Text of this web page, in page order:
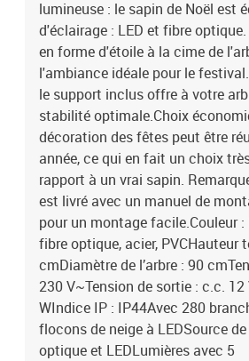
lumineuse : le sapin de Noël est
d'éclairage : LED et fibre
en forme d'étoile à la cime de
l'ambiance idéale pour le
le support inclus offre à votre
stabilité optimale.Choix
décoration des fêtes peut être
année, ce qui en fait un choix
rapport à un vrai sapin.
est livré avec un manuel de
pour un montage facile.Couleur
fibre optique, acier, PVCHauteur
cmDiamètre de l’arbre : 90
230 V~Tension de sortie : c.c.
WIndice IP : IP44Avec 280
flocons de neige à LEDSource
optique et LEDLumières avec 5